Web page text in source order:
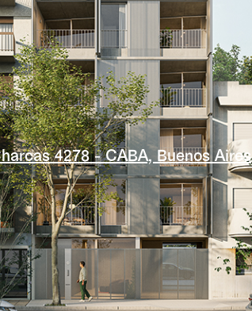
4278 - CABA, Buenos Aires